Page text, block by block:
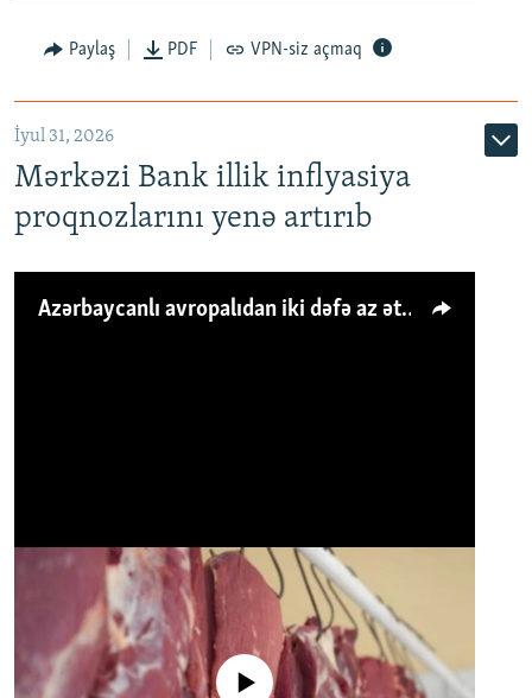
Paylaş PDF VPN-siz açmaq
İyul 31, 2026
Mərkəzi Bank illik inflyasiya
proqnozlarını yenə artırıb
Azərbaycanlı avropalıdan iki dəfə az ət yeyir, amma... 'Qiymət artımı qaçılmazdır'
No media source currently available